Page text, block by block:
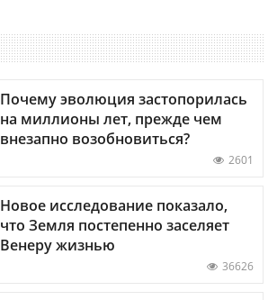
Почему эволюция застопорилась
на миллионы лет, прежде чем
внезапно возобновиться?
2601
Новое исследование показало,
что Земля постепенно заселяет
Венеру жизнью
36626